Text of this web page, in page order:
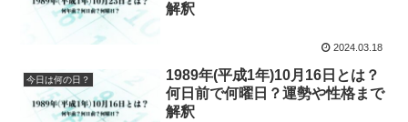
解釈
2024.03.18
今日は何の日？
1989年(平成1年)10月16日とは？
何日前で何曜日？運勢や性格まで
解釈